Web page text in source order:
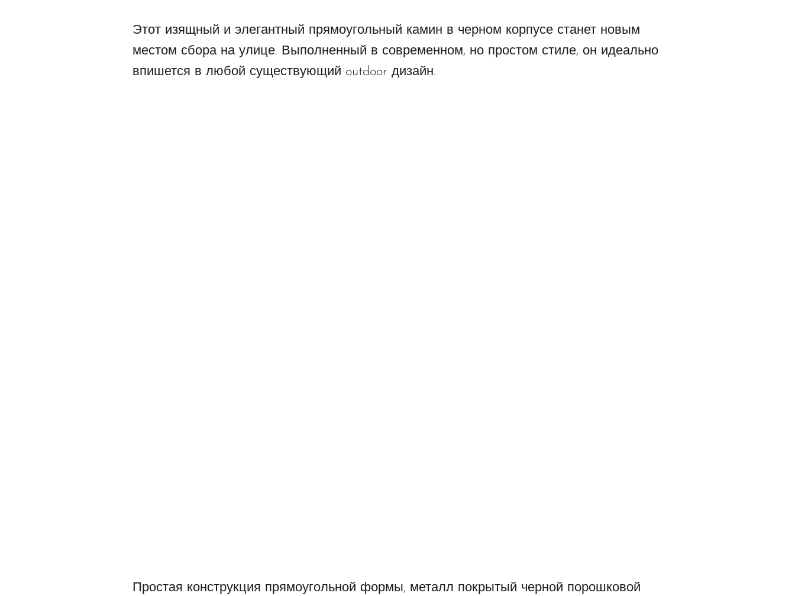
Этот изящный и элегантный прямоугольный камин в черном корпусе станет новым
местом сбора на улице. Выполненный в современном, но простом стиле, он идеально
впишется в любой существующий outdoor дизайн.
Простая конструкция прямоугольной формы, металл покрытый черной порошковой